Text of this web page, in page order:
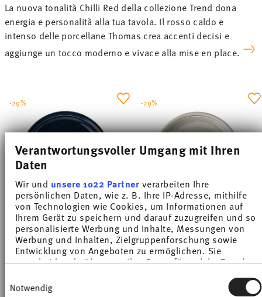
Verantwortungsvoller Umgang mit Ihren
Daten
Wir und unsere 1022 Partnerverarbeiten Ihre
persönlichen Daten, wie z. B. Ihre IP-Adresse, mithilfe
von Technologien wie Cookies, um Informationen auf
Ihrem Gerät zu speichern und darauf zuzugreifen und so
personalisierte Werbung und Inhalte, Messungen von
Werbung und Inhalten, Zielgruppenforschung sowie
Entwicklung von Angeboten zu ermöglichen. Sie
entscheiden darüber, wer Ihre Daten für welche Zwecke
Cookie-Erklärung oder durch Klicken auf das Privacy
Notwendig
TREND COLOUR DEEP BLUE
Piatto piano 26 cm
Prezzo migliore in 30 giorni:
-29%
TREND COLOUR MOON GREY
Piatto piano 26 cm
€ 24,50
-29%
La nuova tonalità Chilli Red della collezione Trend dona
energia e personalità alla tua tavola. Il rosso caldo e
intenso delle porcellane Thomas crea accenti decisi e
aggiunge un tocco moderno e vivace alla mise en place.